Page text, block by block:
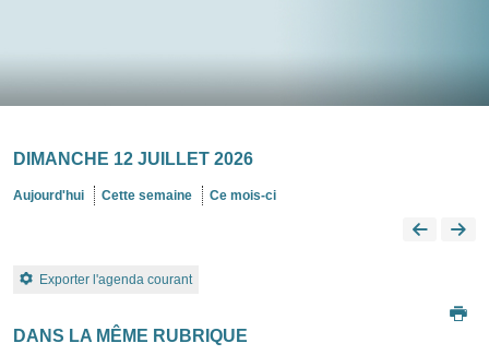
DIMANCHE 12 JUILLET 2026
Aujourd'hui Cette semaine Ce mois-ci
Exporter l'agenda courant
DANS LA MÊME RUBRIQUE